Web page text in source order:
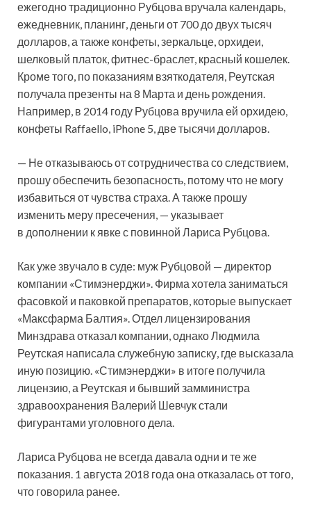
ежегодно традиционно Рубцова вручала календарь,
ежедневник, планинг, деньги от 700 до двух тысяч
долларов, а также конфеты, зеркальце, орхидеи,
шелковый платок, фитнес-браслет, красный кошелек.
Кроме того, по показаниям взяткодателя, Реутская
получала презенты на 8 Марта и день рождения.
Например, в 2014 году Рубцова вручила ей орхидею,
конфеты Raffaello, iPhone 5, две тысячи долларов.
— Не отказываюсь от сотрудничества со следствием,
прошу обеспечить безопасность, потому что не могу
избавиться от чувства страха. А также прошу
изменить меру пресечения, — указывает
в дополнении к явке с повинной Лариса Рубцова.
Как уже звучало в суде: муж Рубцовой — директор
компании «Стимэнерджи». Фирма хотела заниматься
фасовкой и паковкой препаратов, которые выпускает
«Максфарма Балтия». Отдел лицензирования
Минздрава отказал компании, однако Людмила
Реутская написала служебную записку, где высказала
иную позицию. «Стимэнерджи» в итоге получила
лицензию, а Реутская и бывший замминистра
здравоохранения Валерий Шевчук стали
фигурантами уголовного дела.
Лариса Рубцова не всегда давала одни и те же
показания. 1 августа 2018 года она отказалась от того,
что говорила ранее.